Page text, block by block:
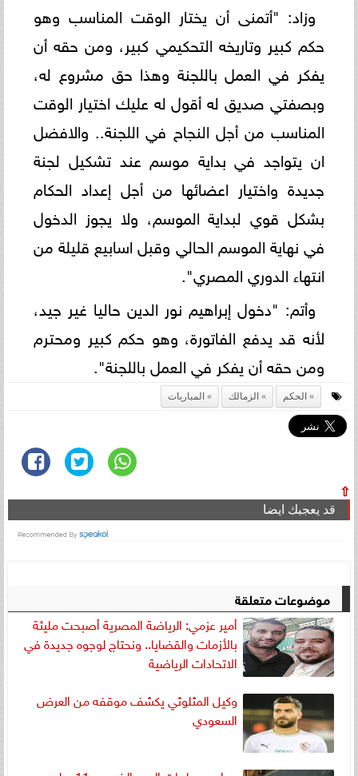
وزاد: "أتمنى أن يختار الوقت المناسب وهو
حكم كبير وتاريخه التحكيمي كبير، ومن حقه أن
يفكر في العمل باللجنة وهذا حق مشروع له،
وبصفتي صديق له أقول له عليك اختيار الوقت
المناسب من أجل النجاح في اللجنة.. والافضل
ان يتواجد في بداية موسم عند تشكيل لجنة
جديدة واختيار اعضائها من أجل إعداد الحكام
بشكل قوي لبداية الموسم، ولا يجوز الدخول
في نهاية الموسم الحالي وقبل اسابيع قليلة من
انتهاء الدوري المصري".
وأتم: "دخول إبراهيم نور الدين حاليا غير جيد،
لأنه قد يدفع الفاتورة، وهو حكم كبير ومحترم
ومن حقه أن يفكر في العمل باللجنة".
الحكم الزمالك المباريات
⇧
قد يعجبك ايضا
موضوعات متعلقة
أمير عزمي: الرياضة المصرية أصبحت مليئة
بالأزمات والقضايا.. ونحتاج لوجوه جديدة في
الاتحادات الرياضية
وكيل المثلوثي يكشف موقفه من العرض
السعودي